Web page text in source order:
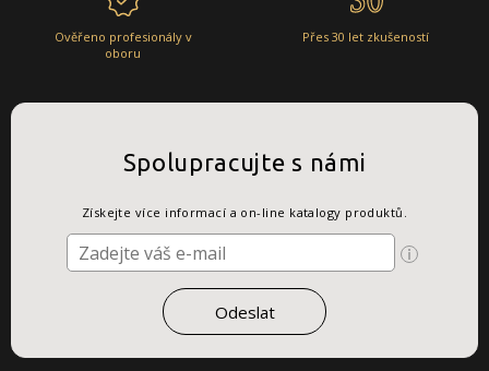
Ověřeno profesionály v
oboru
Přes 30 let zkušeností
Spolupracujte s námi
Získejte více informací a on-line katalogy produktů.